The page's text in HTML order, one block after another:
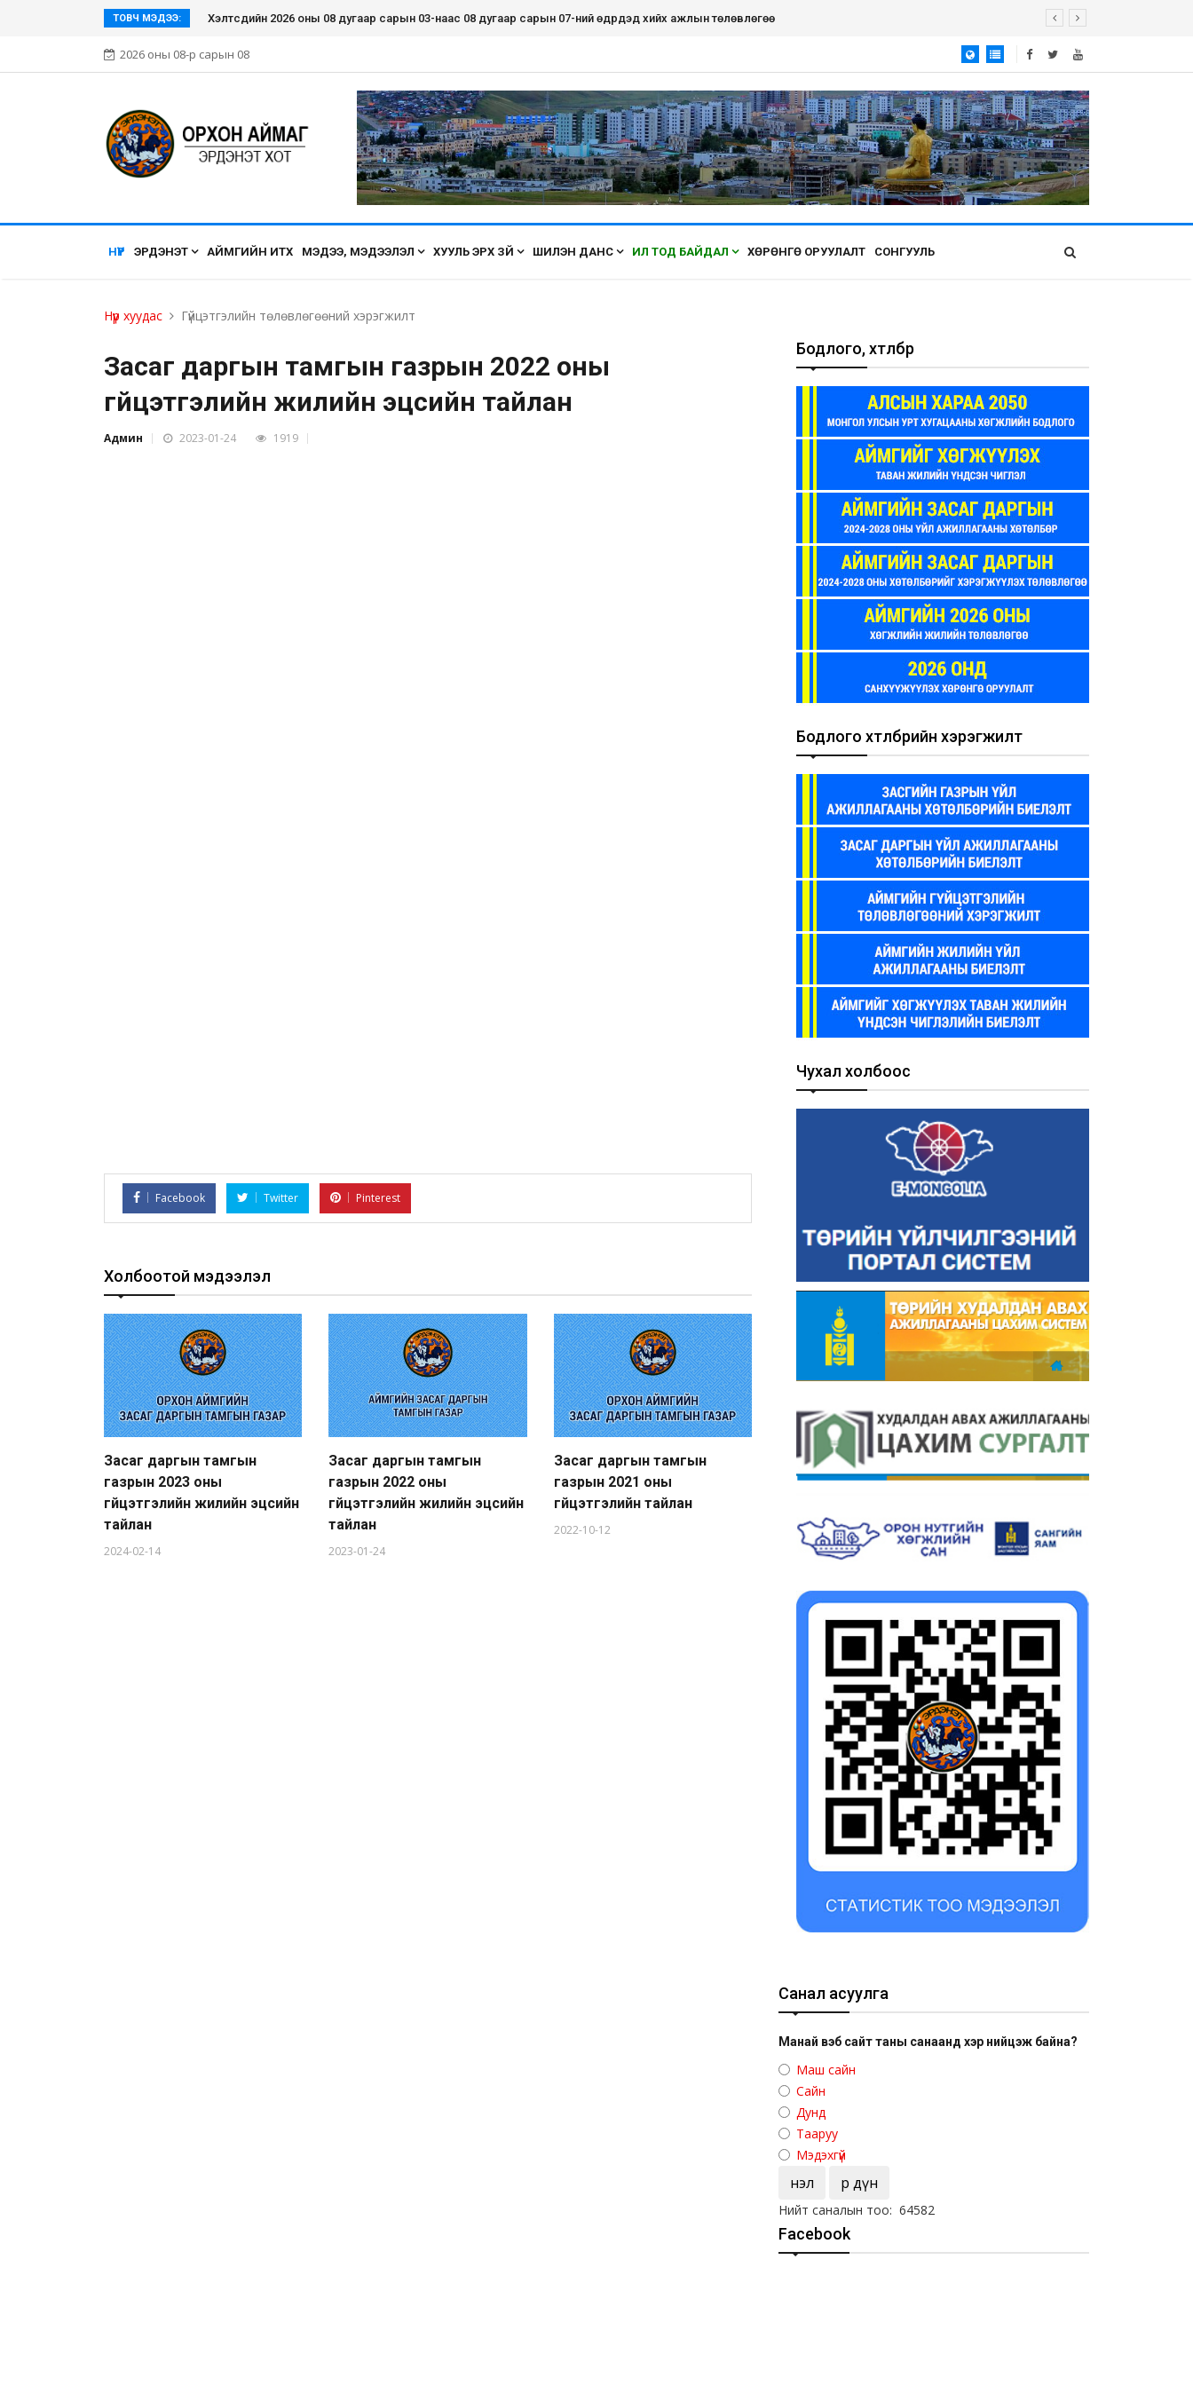
ТОВЧ МЭДЭЭ: Аймгийн Засаг даргын Тамгын газрын ёс зүйн дэд хорооны дүгнэлт
2026 оны 08-р сарын 08
НҮҮР ЭРДЭНЭТ АЙМГИЙН ИТХ МЭДЭЭ, МЭДЭЭЛЭЛ ХУУЛЬ ЭРХ ЗҮЙ ШИЛЭН ДАНС ИЛ ТОД БАЙДАЛ ХӨРӨНГӨ ОРУУЛАЛТ СОНГУУЛЬ
Нүүр хуудас Гүйцэтгэлийн төлөвлөгөөний хэрэгжилт
Засаг даргын тамгын газрын 2022 оны
гүйцэтгэлийн жилийн эцсийн тайлан
Админ 2023-01-24 1919
Facebook Twitter Pinterest
Холбоотой мэдээлэл
Засаг даргын тамгын
газрын 2023 оны
гүйцэтгэлийн жилийн эцсийн
тайлан
2024-02-14
Засаг даргын тамгын
газрын 2022 оны
гүйцэтгэлийн жилийн эцсийн
тайлан
2023-01-24
Засаг даргын тамгын
газрын 2021 оны
гүйцэтгэлийн тайлан
2022-10-12
Бодлого, хөтөлбөр
Бодлого хөтөлбөрийн хэрэгжилт
Чухал холбоос
Санал асуулга
Манай вэб сайт таны санаанд хэр нийцэж байна?
Маш сайн
Сайн
Дунд
Тааруу
Мэдэхгүй
Үнэл Үр дүн
Нийт саналын тоо: 64582
Facebook